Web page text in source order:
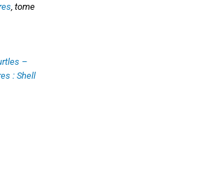
, tome
–
: Shell